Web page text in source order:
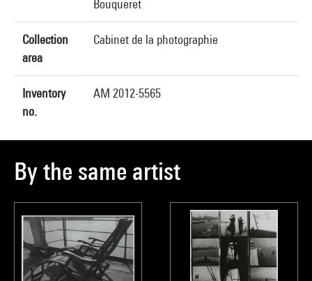
Bouqueret
Collection
area
Cabinet de la photographie
Inventory
no.
AM 2012-5565
By the same artist